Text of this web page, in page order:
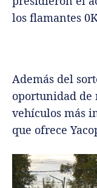
los flamantes
Además del
oportunidad de
vehículos más
que ofrece